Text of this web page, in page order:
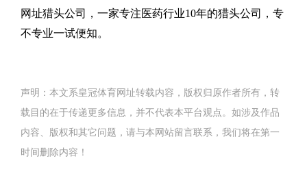
网址猎头公司，一家专注医药行业10年的猎头公司，专
不专业一试便知。
声明：本文系皇冠体育网址转载内容，版权归原作者所有，转
载目的在于传递更多信息，并不代表本平台观点。如涉及作品
内容、版权和其它问题，请与本网站留言联系，我们将在第一
时间删除内容！